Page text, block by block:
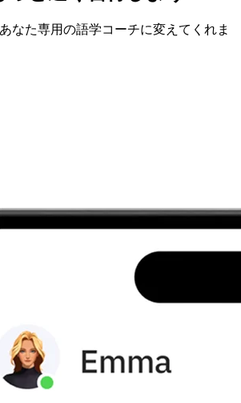
なた専用の語学コーチに変えてくれま